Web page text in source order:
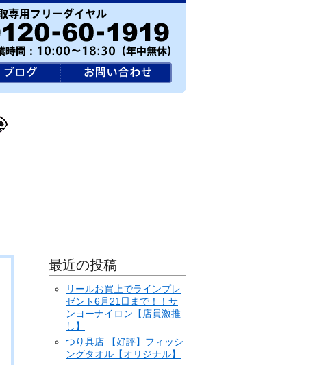
最近の投稿
リールお買上でラインプレ
ゼント6月21日まで！！サ
ンヨーナイロン【店員激推
し】
つり具店 【好評】フィッシ
ングタオル【オリジナル】